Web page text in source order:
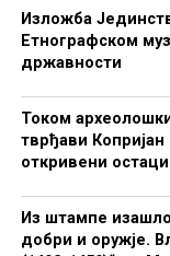
Изложба
Етнографском
државности
Током
тврђави
откривени
Из штампе
добри и оружје.